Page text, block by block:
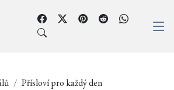
Přísloví pro každý den